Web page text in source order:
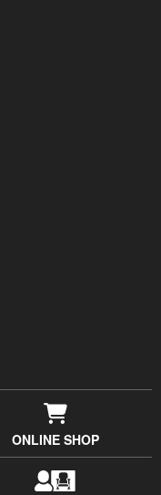
ONLINE SHOP